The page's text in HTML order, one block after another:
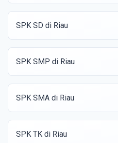
SPK SD di Riau
SPK SMP di Riau
SPK SMA di Riau
SPK TK di Riau